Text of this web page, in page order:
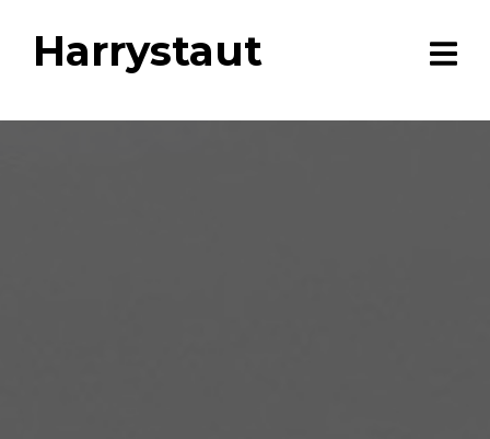
Harrystaut